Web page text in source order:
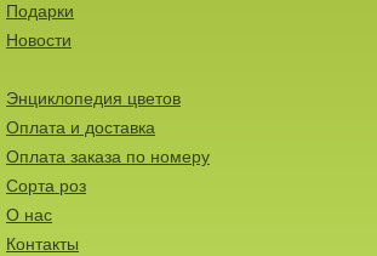
Подарки
Новости
Энциклопедия цветов
Оплата и доставка
Оплата заказа по номеру
Сорта роз
О нас
Контакты